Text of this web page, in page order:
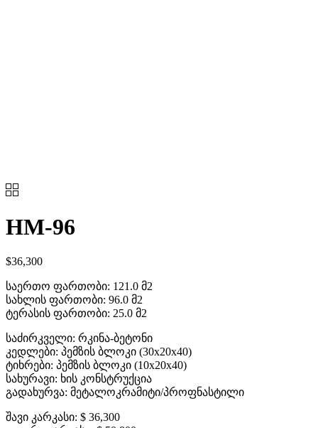
HM-96
$36,300
საერთო ფართობი: 121.0 მ2
სახლის ფართობი: 96.0 მ2
ტერასის ფართობი: 25.0 მ2
საძირკველი: რკინა-ბეტონი
კედლები: პემზის ბლოკი (30x20x40)
ტიხრები: პემზის ბლოკი (10x20x40)
სახურავი: ხის კონსტრუქცია
გადახურვა: მეტალოკრამიტი/პროფნასტილი
შავი კარკასი: $ 36,300